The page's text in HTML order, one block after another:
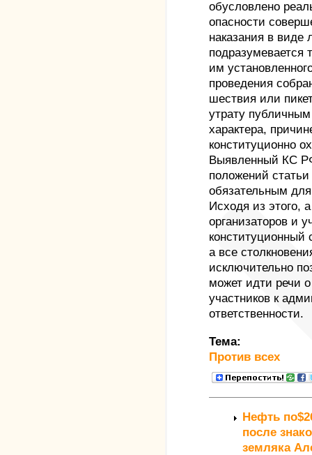
обусловлено
опасности
наказания в
подразумевается
им
проведения
шествия или
утрату
характера,
конституционно
Выявленный КС
положений
обязательным
Исходя из этого,
организаторов и
а все
исключительно
может идти речи
участников к
ответственности.
Тема:
Против всех
Нефть
после
земляка